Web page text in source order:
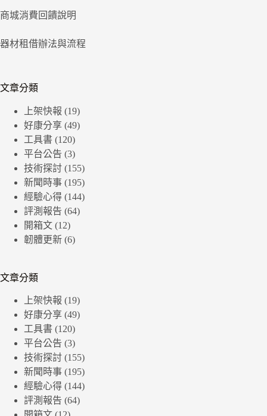
商城消費回饋說明
器材租借辦法與流程
文章分類
上架快報 (19)
好康分享 (49)
工具書 (120)
平台公告 (3)
技術探討 (155)
新聞時事 (195)
經驗心得 (144)
評測報告 (64)
開箱文 (12)
韌體更新 (6)
文章分類
上架快報 (19)
好康分享 (49)
工具書 (120)
平台公告 (3)
技術探討 (155)
新聞時事 (195)
經驗心得 (144)
評測報告 (64)